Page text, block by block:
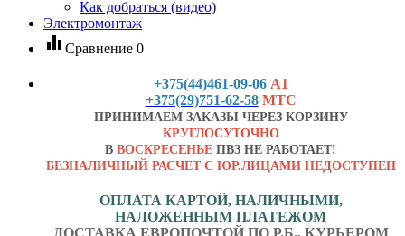
Как добраться (видео)
Электромонтаж
equalizer Сравнение 0
+375(44)461-09-06 А1
+375(29)751-62-58 МТС
ПРИНИМАЕМ ЗАКАЗЫ ЧЕРЕЗ КОРЗИНУ
КРУГЛОСУТОЧНО
В ВОСКРЕСЕНЬЕ ПВЗ НЕ РАБОТАЕТ!
БЕЗНАЛИЧНЫЙ РАСЧЕТ С ЮР.ЛИЦАМИ НЕДОСТУПЕН
ОПЛАТА КАРТОЙ, НАЛИЧНЫМИ,
НАЛОЖЕННЫМ ПЛАТЕЖОМ
ДОСТАВКА ЕВРОПОЧТОЙ ПО Р.Б., КУРЬЕРОМ